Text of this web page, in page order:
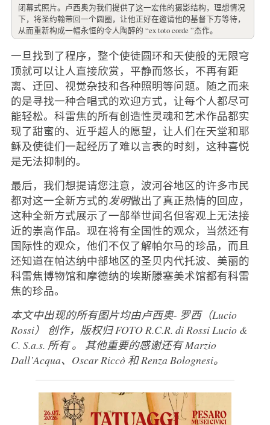
闭幕式照片。卢西奥为我们提供了这一宏伟的摄影结构，理想情况
下，将圣约翰带回一个圆圈，让他正好在邀请他的基督下方等待，
从而重新构成一幅永恒的令人陶醉的 “ex toto corde ”杰作。
一旦找到了程序，整个使徒圆环和天使般的无限穹
顶就可以让人直接欣赏，平静而悠长，不再有距
离、迂回、视觉杂技和各种照明等问题。随之而来
的是寻找一种合唱式的欢迎方式，让每个人都尽可
能轻松。科雷焦的所有创造性灵魂和艺术作品都实
现了甜蜜的、近乎超人的愿望，让人们在天堂和耶
稣及使徒们一起经历了难以言表的时刻，这种喜悦
是无法抑制的。
最后，我们想提请您注意，波河谷地区的许多市民
都对这一全新方式的发明做出了真正热情的回应，
这种全新方式展示了一部举世闻名但客观上无法接
近的崇高作品。现在将有全国性的观众，当然还有
国际性的观众，他们不仅了解帕尔马的珍品，而且
还知道在帕达纳中部地区的圣贝内代托波、美丽的
科雷焦博物馆和摩德纳的埃斯滕塞美术馆都有科雷
焦的珍品。
本文中出现的所有图片均由卢西奥- 罗西（Lucio
Rossi） 创作，版权归FOTOR.C.R. di Rossi Lucio &
C. S.a.s. 所有。 其他重要的感谢还有 Marzio
Dall’Acqua、Oscar Riccò 和 Renza Bolognesi。